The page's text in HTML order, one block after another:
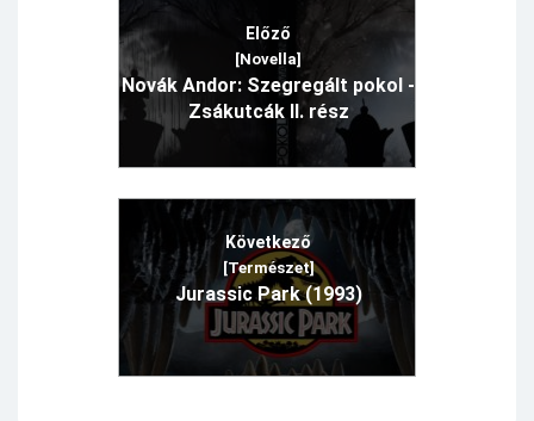
Előző
[Novella]
Novák Andor: Szegregált pokol -
Zsákutcák II. rész
Következő
[Természet]
Jurassic Park (1993)